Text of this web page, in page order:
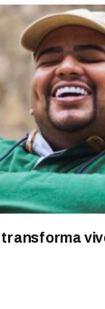
transforma